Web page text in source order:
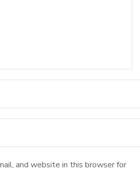
and website in this browser for